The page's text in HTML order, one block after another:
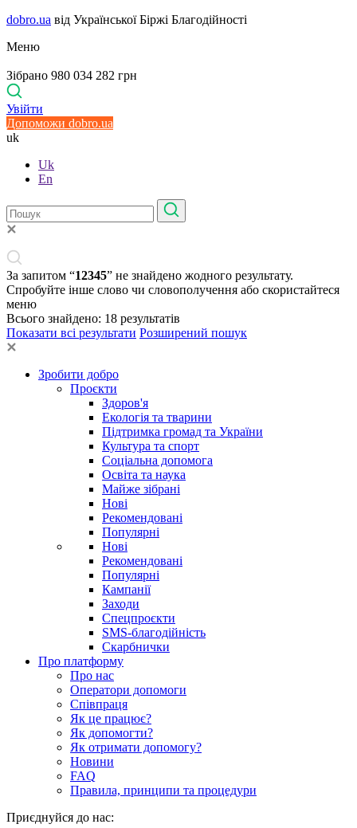
dobro.ua від Української Біржі Благодійності
Меню
Зібрано 980 034 282 грн
Увійти
Допоможи dobro.ua
uk
Uk
En
За запитом “12345” не знайдено жодного результату.
Спробуйте інше слово чи словополучення або скористайтеся
меню
Всього знайдено: 18 результатів
Показати всі результати Розширений пошук
Зробити добро
Проєкти
Здоров'я
Екологія та тварини
Підтримка громад та України
Культура та спорт
Соціальна допомога
Освіта та наука
Майже зібрані
Нові
Рекомендовані
Популярні
Нові
Рекомендовані
Популярні
Кампанії
Заходи
Спецпроєкти
SMS-благодійність
Скарбнички
Про платформу
Про нас
Оператори допомоги
Співпраця
Як це працює?
Як допомогти?
Як отримати допомогу?
Новини
FAQ
Правила, принципи та процедури
Приєднуйся до нас: